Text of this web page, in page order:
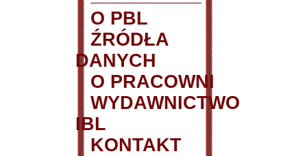
O PBL
ŹRÓDŁA
DANYCH
O PRACOWNI
WYDAWNICTWO
IBL
KONTAKT